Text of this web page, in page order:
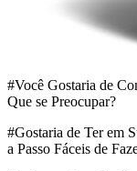
#Você Gostaria de
Que se Preocupar?
#Gostaria de Ter em
a Passo Fáceis de